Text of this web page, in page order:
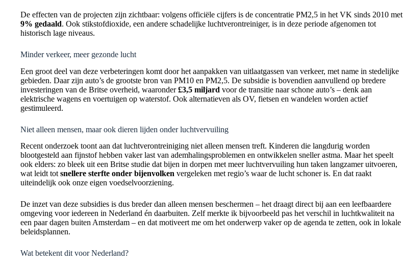
De effecten van de projecten zijn zichtbaar: volgens officiële cijfers is de concentratie PM2,5 in het VK sinds 2010 met
9% gedaald. Ook stikstofdioxide, een andere schadelijke luchtverontreiniger, is in deze periode afgenomen tot
historisch lage niveaus.
Minder verkeer, meer gezonde lucht
Een groot deel van deze verbeteringen komt door het aanpakken van uitlaatgassen van verkeer, met name in stedelijke
gebieden. Daar zijn auto’s de grootste bron van PM10 en PM2,5. De subsidie is bovendien aanvullend op bredere
investeringen van de Britse overheid, waaronder£3,5 miljard voor de transitie naar schone auto’s – denk aan
elektrische wagens en voertuigen op waterstof. Ook alternatieven als OV, fietsen en wandelen worden actief
gestimuleerd.
Niet alleen mensen, maar ook dieren lijden onder luchtvervuiling
Recent onderzoek toont aan dat luchtverontreiniging niet alleen mensen treft. Kinderen die langdurig worden
blootgesteld aan fijnstof hebben vaker last van ademhalingsproblemen en ontwikkelen sneller astma. Maar het speelt
ook elders: zo bleek uit een Britse studie dat bijen in dorpen met meer luchtvervuiling hun taken langzamer uitvoeren,
wat leidt totsnellere sterfte onder bijenvolken vergeleken met regio’s waar de lucht schoner is. En dat raakt
uiteindelijk ook onze eigen voedselvoorziening.
De inzet van deze subsidies is dus breder dan alleen mensen beschermen – het draagt direct bij aan een leefbaardere
omgeving voor iedereen in Nederland én daarbuiten. Zelf merkte ik bijvoorbeeld pas het verschil in luchtkwaliteit na
een paar dagen buiten Amsterdam – en dat motiveert me om het onderwerp vaker op de agenda te zetten, ook in lokale
beleidsplannen.
Wat betekent dit voor Nederland?